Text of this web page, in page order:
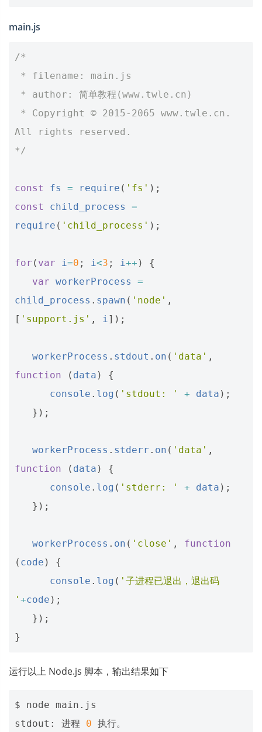
main.js
/*
* filename: main.js
* author: 简单教程(www.twle.cn)
All rights reserved.
*/
const fs = require ( 'fs' );
const
child_process
=
require ( 'child_process' );
for ( var i=0 ; i<3 ; i++ )
{
var workerProcess
=
child_process . spawn ( 'node' ,
[ 'support.js' , i]);
workerProcess . stdout . on ( 'data' ,
function
( data )
{
console . log ( 'stdout: ' + data );
});
workerProcess . stderr . on ( 'data' ,
function
( data )
{
console . log ( 'stderr: ' + data );
});
workerProcess . on ( 'close' ,
function
( code )
{
console . log ( '子进程已退出，退出码
' +code );
});
}
运行以上 Node.js 脚本，输出结果如下
$ node main.js
stdout: 进程 0 执行。